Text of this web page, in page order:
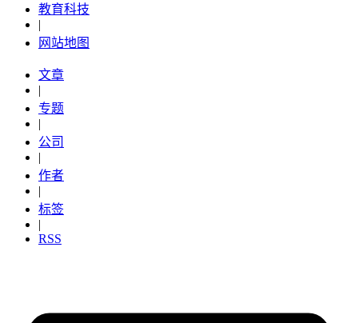
教育科技
|
网站地图
文章
|
专题
|
公司
|
作者
|
标签
|
RSS